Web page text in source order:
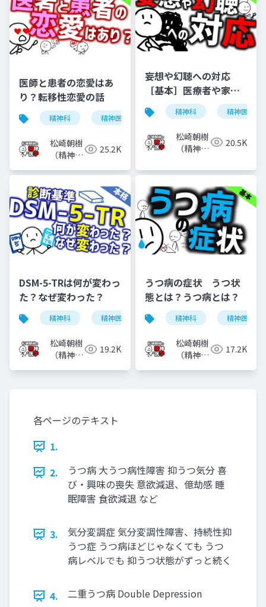
医師と患者の恋愛はあ
り？転移性恋愛の話
精神科 精神医学 転移性恋愛 恋愛
松崎朝樹
（精神科
25.2K
妄想や幻聴への対応
［基本］医療者や家族
などがどう対応すべき
か
精神科 精神医学
松崎朝樹
（精神科
20.5K
DSM-5-TRは何が変わっ
た？なぜ変わった？
精神科 精神医学 dsm-5-tr dsm-5
松崎朝樹
（精神科
19.2K
うつ病の症状 うつ状
態とは？うつ病とは？
精神科 精神医学
松崎朝樹
（精神科
17.2K
各ページのテキスト
1.
2.
うつ病 大うつ病性障害 抑うつ気分 喜
び・興味の喪失 意欲減退、億劫感 睡
眠障害 食欲減退 など
3.
気分変調症 気分変調性障害、持続性抑
うつ症 うつ病ほどじゃなくても うつ
病レベルでも 抑うつ状態がずっと続く
4. 二重うつ病 Double Depression